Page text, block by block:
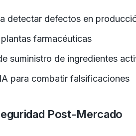
detectar defectos en
farmacéuticas
suministro de ingredientes
para combatir falsificaciones
Post-Mercado